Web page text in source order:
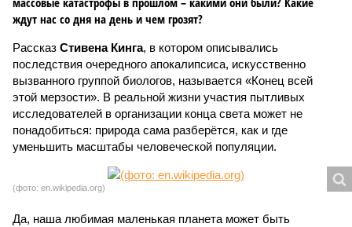
ждут нас со дня на день и чем грозят?
Рассказ Стивена Кинга, в котором описывались
последствия очередного апокалипсиса, искусственно
вызванного группой биологов, называется «Конец всей
этой мерзости». В реальной жизни участия пытливых
исследователей в организации конца света может не
понадобиться: природа сама разберётся, как и где
уменьшить масштабы человеческой популяции.
(фото: en.wikipedia.org)
Да, наша любимая маленькая планета может быть